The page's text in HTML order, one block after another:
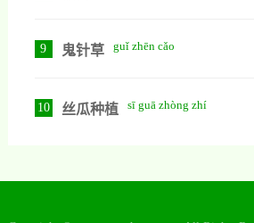
9 鬼针草 guǐ zhēn cǎo
10 丝瓜种植 sī guā zhòng zhí